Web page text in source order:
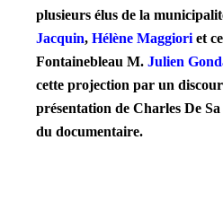
plusieurs élus de la
Jacquin, Hélène Maggiori et
Fontainebleau M. Julien
cette projection par un
présentation de Charles De
du documentaire.